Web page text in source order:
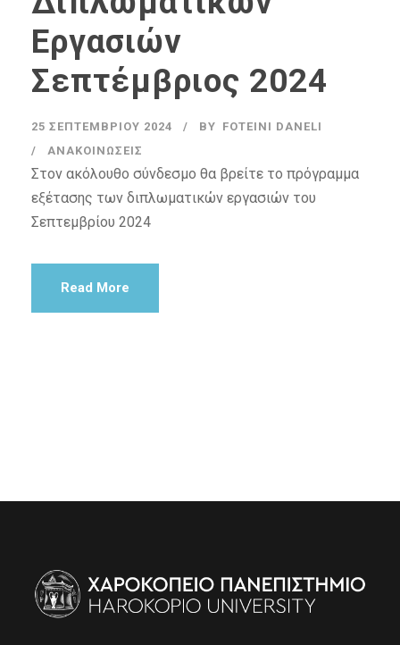
Εργασιών
Σεπτέμβριος 2024
25 ΣΕΠΤΕΜΒΡΊΟΥ 2024 BY FOTEINI DANELI
ΑΝΑΚΟΙΝΏΣΕΙΣ
Στον ακόλουθο σύνδεσμο θα βρείτε το πρόγραμμα
εξέτασης των διπλωματικών εργασιών του
Σεπτεμβρίου 2024
Read More